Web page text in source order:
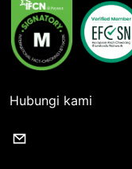
Hubungi kami